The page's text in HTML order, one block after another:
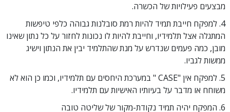
מבצעים פעילויות של הכשרה.
4. למפקח חייבת תמיד להיות רמת סובלנות גבוהה כלפי טיפשות
המתגלה אצל תלמידיו, וחייבת להיות לו נכונות לחזור על כל נתון שאינו
מובן, כמה פעמים שנדרש על מנת שהתלמיד יבין את הנתון וישיג
ממשות לגביו.
5. למפקח אין "CASE " במערכת היחסים עם תלמידיו, וכמו כן הוא לא
משוחח או מדבר על בעיותיו האישיות עם תלמידיו.
6. המפקח יהיה תמיד נקודת-מקור של שליטה טובה